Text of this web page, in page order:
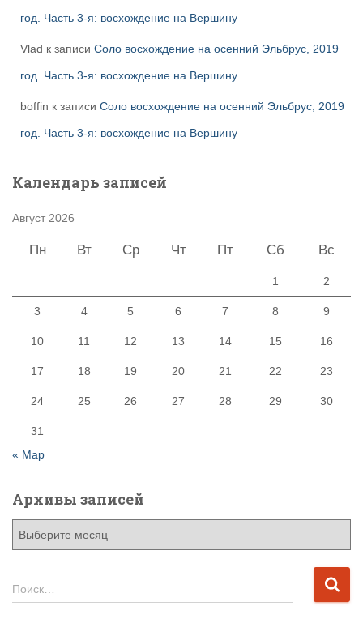
год. Часть 3-я: восхождение на Вершину
Vlad к записи Соло восхождение на осенний Эльбрус, 2019
год. Часть 3-я: восхождение на Вершину
boffin к записи Соло восхождение на осенний Эльбрус, 2019
год. Часть 3-я: восхождение на Вершину
Календарь записей
Август 2026
Пн Вт Ср Чт Пт Сб Вс
1 2
3 4 5 6 7 8 9
10 11 12 13 14 15 16
17 18 19 20 21 22 23
24 25 26 27 28 29 30
31
« Мар
Архивы записей
в
Н
а
Поиск…